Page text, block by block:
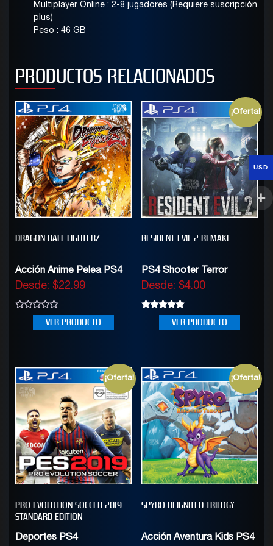
Multiplayer Online : 2-8 jugadores (Requiere suscripción
plus)
Peso : 46 GB
PRODUCTOS RELACIONADOS
DRAGON BALL FIGHTERZ
Acción Anime Pelea PS4
Desde: $22.99
VER PRODUCTO
¡Oferta!
RESIDENT EVIL 2 REMAKE
PS4 Shooter Terror
Desde: $4.00
VER PRODUCTO
¡Oferta!
PRO EVOLUTION SOCCER 2019
STANDARD EDITION
Deportes PS4
¡Oferta!
SPYRO REIGNITED TRILOGY
Acción Aventura Kids PS4
USD